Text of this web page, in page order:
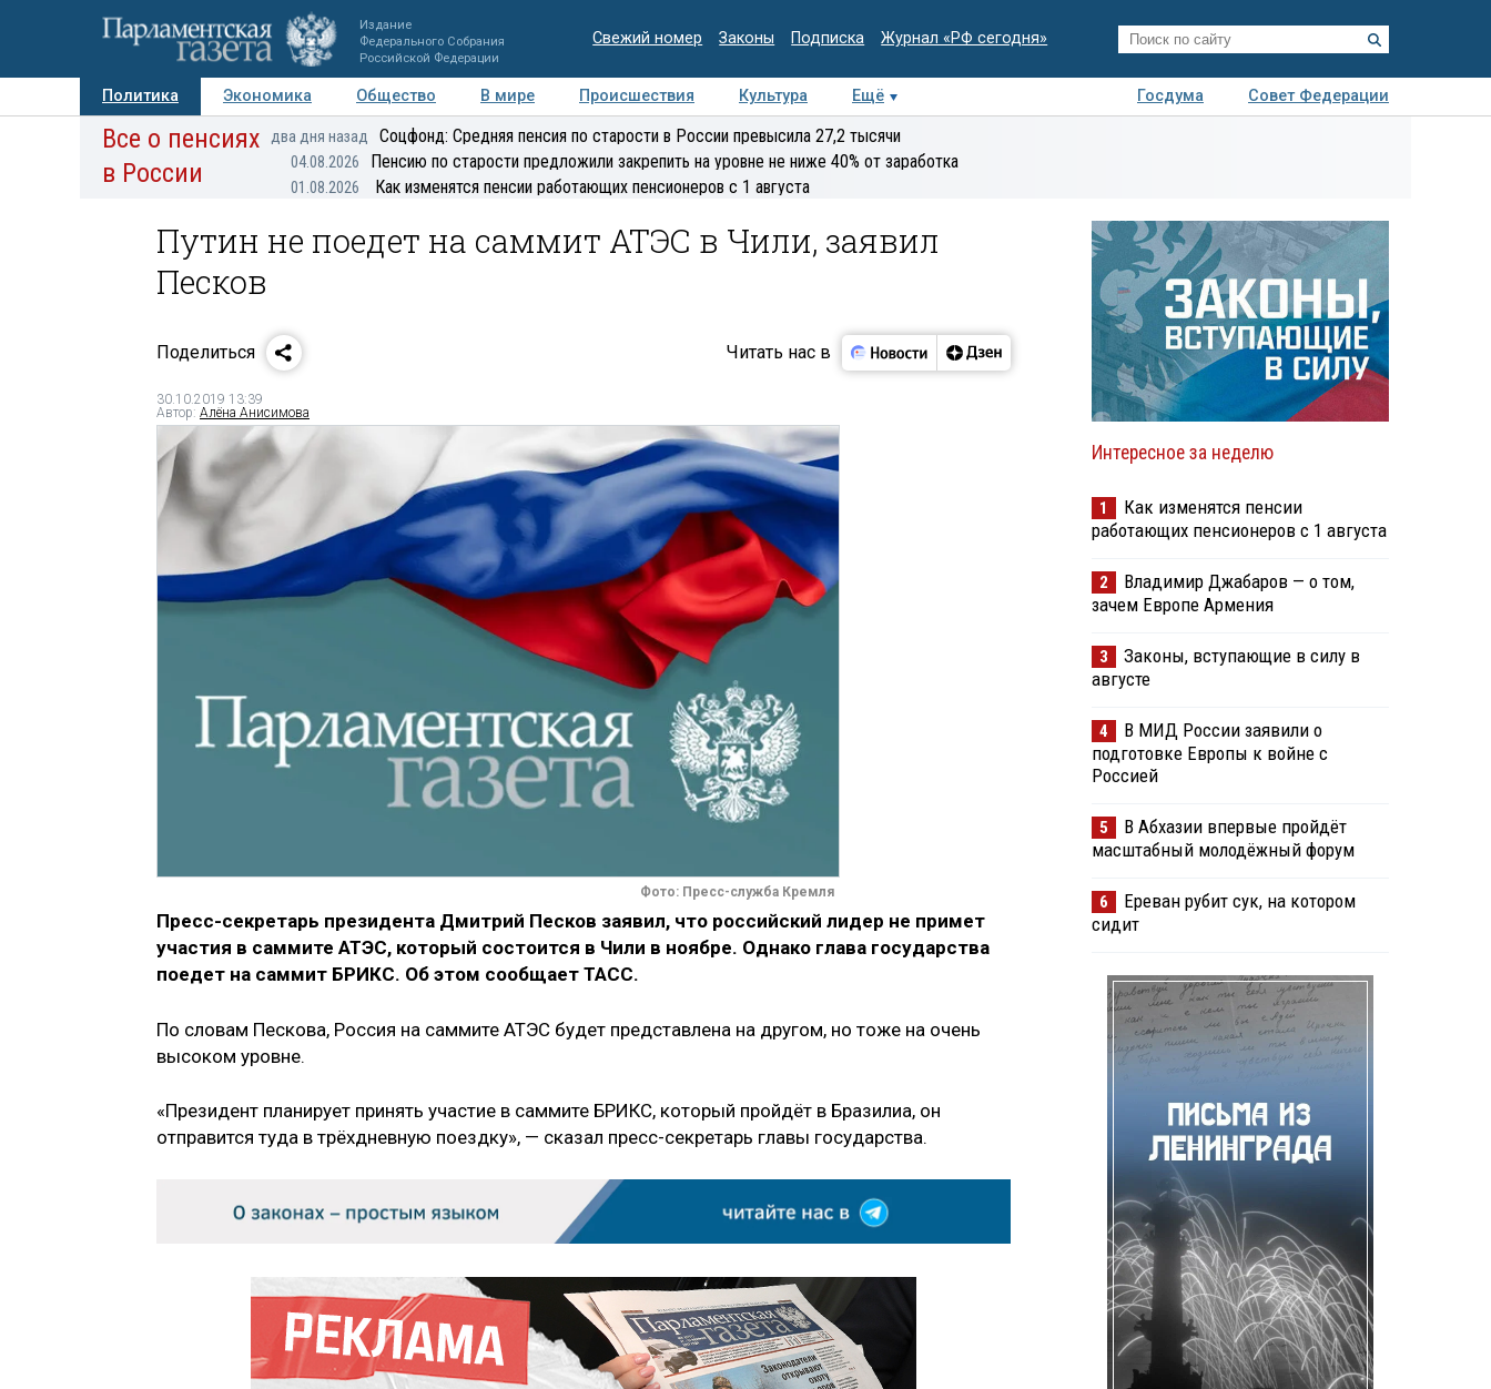
Издание
Федерального Собрания
Российской Федерации
Свежий номер Законы Подписка Журнал «РФ сегодня»
Политика Экономика Общество В мире Происшествия Культура Ещё Госдума
Совет Федерации
Авторы Персоны Мнения Регионы Медиацентр Интервью Колумнисты
Все о пенсиях
в России
два дня назад Соцфонд: Средняя пенсия по старости в России превысила 27,2 тысячи
04.08.2026 Пенсию по старости предложили закрепить на уровне не ниже 40% от заработка
01.08.2026 Как изменятся пенсии работающих пенсионеров с 1 августа
Путин не поедет на саммит АТЭС в Чили, заявил
Песков
Поделиться Читать нас в
30.10.2019 13:39
Автор: Алёна Анисимова
Фото: Пресс-служба Кремля
Пресс-секретарь президента Дмитрий Песков заявил, что российский лидер не примет
участия в саммите АТЭС, который состоится в Чили в ноябре. Однако глава государства
поедет на саммит БРИКС. Об этом сообщает ТАСС.
По словам Пескова, Россия на саммите АТЭС будет представлена на другом, но тоже на очень
высоком уровне.
«Президент планирует принять участие в саммите БРИКС, который пройдёт в Бразилиа, он
отправится туда в трёхдневную поездку», — сказал пресс-секретарь главы государства.
Интересное за неделю
1
Как изменятся пенсии
работающих пенсионеров с 1 августа
2
Владимир Джабаров — о том,
зачем Европе Армения
3
Законы, вступающие в силу в
августе
4
В МИД России заявили о
подготовке Европы к войне с
Россией
5
В Абхазии впервые пройдёт
масштабный молодёжный форум
6
Ереван рубит сук, на котором
сидит